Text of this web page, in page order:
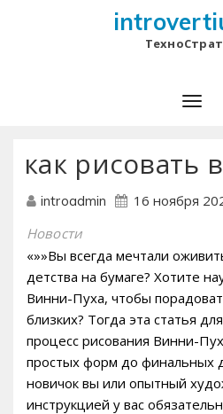
как рисовать
introadmin 16 ноября
Новости
«»»Вы всегда мечтали
детства на бумаге? Хотите
Винни-Пуха, чтобы
близких? Тогда эта статья
процесс рисования Винни-
простых форм до финальных
новичок вы или опытный
инструкцией у вас